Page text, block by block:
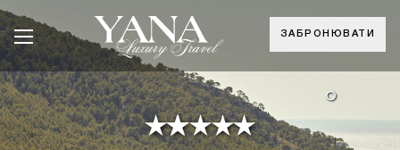
ЗАБРОНЮВАТИ
°